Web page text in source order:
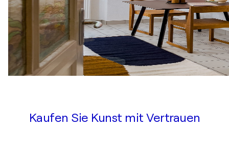
Kaufen Sie Kunst mit Vertrauen